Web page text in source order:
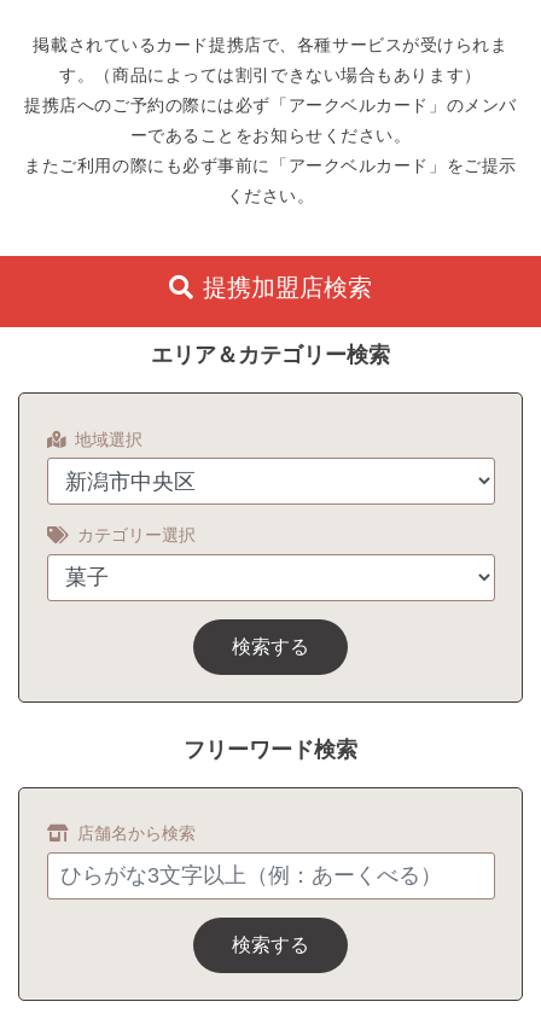
掲載されているカード提携店で、各種サービスが受けられま
す。（商品によっては割引できない場合もあります）
提携店へのご予約の際には必ず「アークベルカード」のメンバ
ーであることをお知らせください。
またご利用の際にも必ず事前に「アークベルカード」をご提示
ください。
提携加盟店検索
エリア＆カテゴリー検索
地域選択
カテゴリー選択
検索する
フリーワード検索
店舗名から検索
検索する